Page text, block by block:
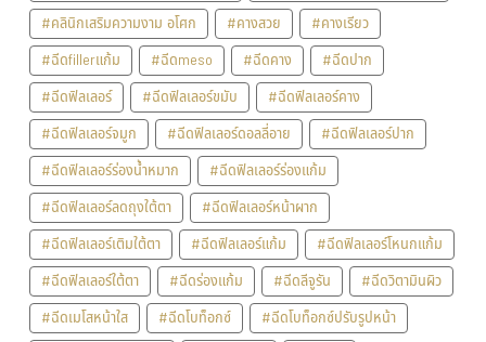
#คลินิกเสริมความงาม อโศก
#คางสวย
#คางเรียว
#ฉีดfillerแก้ม
#ฉีดmeso #ฉีดคาง
#ฉีดปาก
#ฉีดฟิลเลอร์
#ฉีดฟิลเลอร์ขมับ
#ฉีดฟิลเลอร์คาง
#ฉีดฟิลเลอร์จมูก
#ฉีดฟิลเลอร์ดอลลี่อาย
#ฉีดฟิลเลอร์ปาก
#ฉีดฟิลเลอร์ร่องน้ำหมาก
#ฉีดฟิลเลอร์ร่องแก้ม
#ฉีดฟิลเลอร์ลดถุงใต้ตา
#ฉีดฟิลเลอร์หน้าผาก
#ฉีดฟิลเลอร์เติมใต้ตา
#ฉีดฟิลเลอร์แก้ม
#ฉีดฟิลเลอร์โหนกแก้ม
#ฉีดฟิลเลอร์ใต้ตา
#ฉีดร่องแก้ม #ฉีดลีจูรัน
#ฉีดวิตามินผิว
#ฉีดเมโสหน้าใส
#ฉีดโบท็อกซ์
#ฉีดโบท็อกซ์ปรับรูปหน้า